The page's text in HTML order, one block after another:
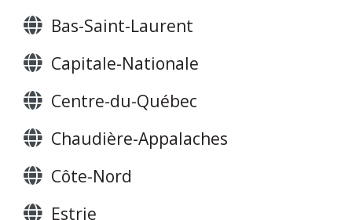
Bas-Saint-Laurent
Capitale-Nationale
Centre-du-Québec
Chaudière-Appalaches
Côte-Nord
Estrie